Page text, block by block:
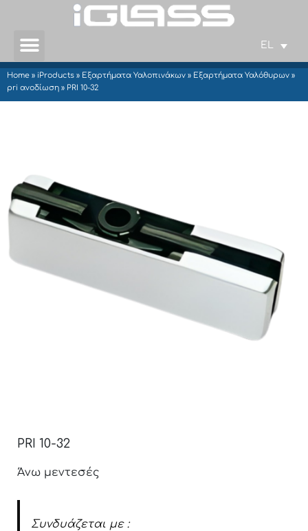
EL
Home » iProducts » Εξαρτήματα Υαλοπινάκων » Εξαρτήματα Υαλόθυρων »
pri ανοδίωση » PRI 10-32
PRI 10-32
Άνω μεντεσές
Συνδυάζεται με :